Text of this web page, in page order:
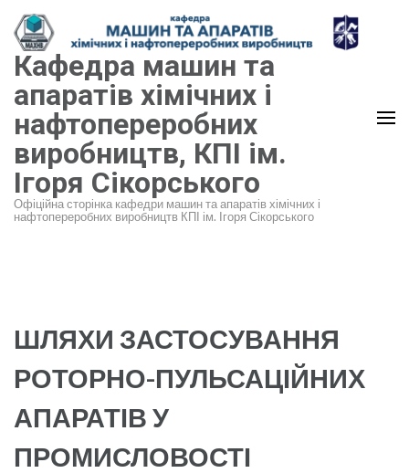
Перейти
до
вмісту
(натисніть
Enter)
Кафедра машин та
апаратів хімічних і
нафтопереробних
виробництв, КПІ ім.
Ігоря Сікорського
Офіційна сторінка кафедри машин та апаратів хімічних і
нафтопереробних виробництв КПІ ім. Ігоря Сікорського
ШЛЯХИ ЗАСТОСУВАННЯ
РОТОРНО-ПУЛЬСАЦІЙНИХ
АПАРАТІВ У
ПРОМИСЛОВОСТІ